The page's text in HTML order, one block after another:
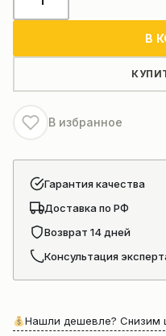
товара
37e5
В
В избранное
Гарантия качества
Доставка по РФ
Возврат 14 дней
Консультация
Нашли дешевле? Снизим